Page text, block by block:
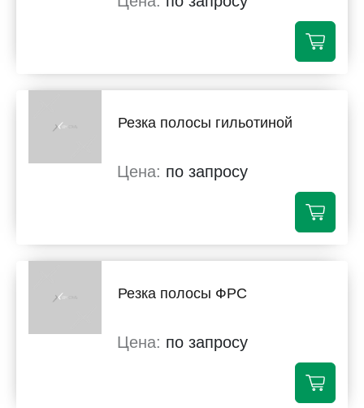
Резка полосы гильотиной
по запросу
Резка полосы ФРС
по запросу